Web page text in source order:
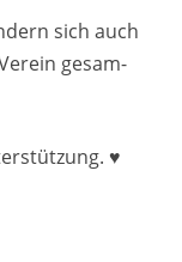
sich auch
ge­sam­
♥